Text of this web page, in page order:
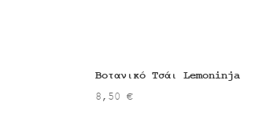
Βοτανικό Τσάι Lemoninja
8,50 €